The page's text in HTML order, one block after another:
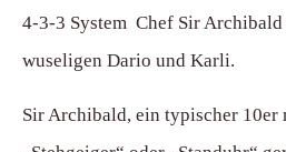
4-3-3 System Chef Sir Archibald
wuseligen Dario und Karli.
Sir Archibald, ein typischer